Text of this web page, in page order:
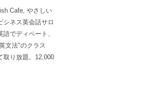
Cafe, やさしい
シネス英会話サロ
でディベート、
文法"のクラス
取り放題。12,000